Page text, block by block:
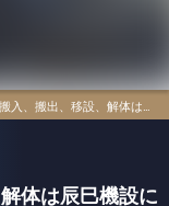
移設、解体は辰巳機設におまかせください！
体は辰巳機設に